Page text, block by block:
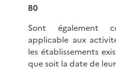
80
Sont également
applicable aux
les établissements
que soit la date de